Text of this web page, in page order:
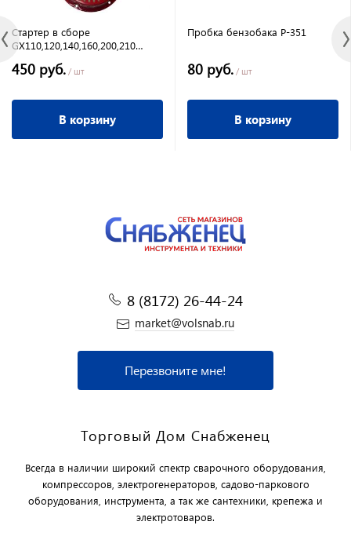
Стартер в сборе
GX110,120,140,160,200,210
450 руб. / шт
В корзину
Пробка бензобака Р-351
80 руб. / шт
В корзину
8 (8172) 26-44-24
market@volsnab.ru
Перезвоните мне!
Торговый Дом Снабженец
Всегда в наличии широкий спектр сварочного оборудования,
компрессоров, электрогенераторов, садово-паркового
оборудования, инструмента, а так же сантехники, крепежа и
электротоваров.